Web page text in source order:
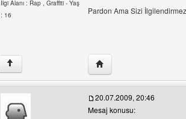
İlgi Alanı : Rap , Graffiti - Yaş
: 16
Pardon Ama Sizi İlgilendirmez
↑ Yazarın web sitesini
20.07.2009, 20:46
Mesaj konusu: